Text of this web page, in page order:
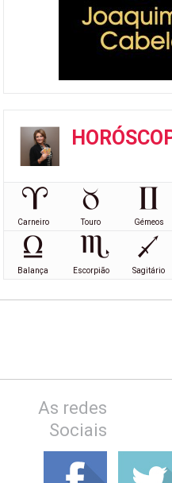
Carneiro Touro Gémeos
Balança Escorpião Sagitário
As redes
Sociais